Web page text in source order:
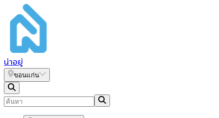
น่าอยู่
ขอนแก่น